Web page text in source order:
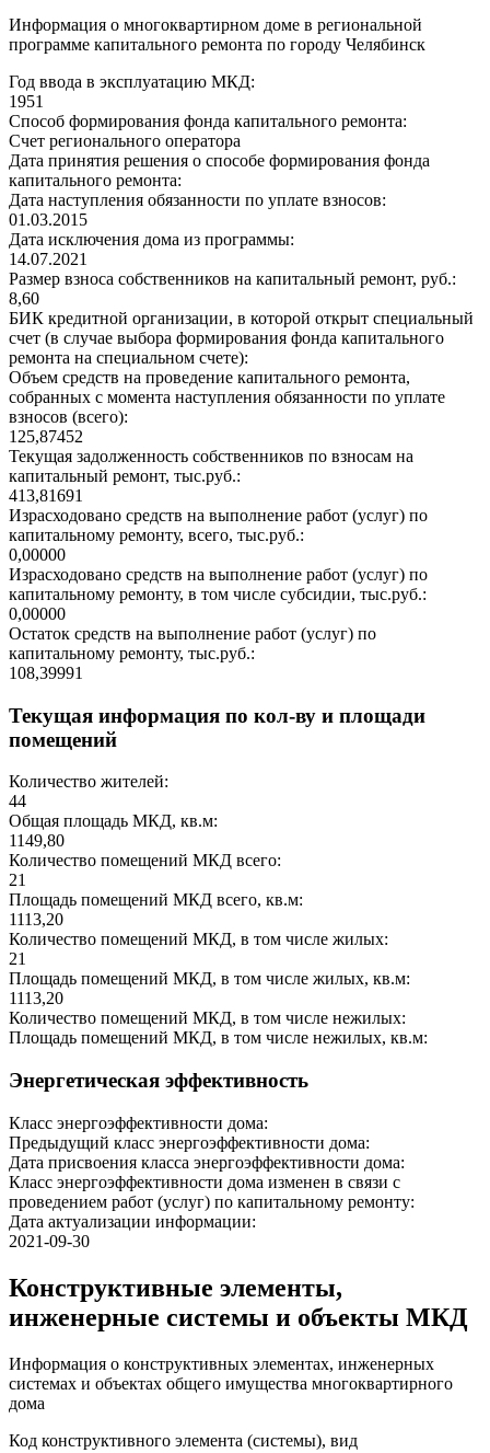
Информация о многоквартирном доме в региональной
программе капитального ремонта по городу Челябинск
Год ввода в эксплуатацию МКД:
1951
Способ формирования фонда капитального ремонта:
Счет регионального оператора
Дата принятия решения о способе формирования фонда
капитального ремонта:
Дата наступления обязанности по уплате взносов:
01.03.2015
Дата исключения дома из программы:
14.07.2021
Размер взноса собственников на капитальный ремонт, руб.:
8,60
БИК кредитной организации, в которой открыт специальный
счет (в случае выбора формирования фонда капитального
ремонта на специальном счете):
Объем средств на проведение капитального ремонта,
собранных с момента наступления обязанности по уплате
взносов (всего):
125,87452
Текущая задолженность собственников по взносам на
капитальный ремонт, тыс.руб.:
413,81691
Израсходовано средств на выполнение работ (услуг) по
капитальному ремонту, всего, тыс.руб.:
0,00000
Израсходовано средств на выполнение работ (услуг) по
капитальному ремонту, в том числе субсидии, тыс.руб.:
0,00000
Остаток средств на выполнение работ (услуг) по
капитальному ремонту, тыс.руб.:
108,39991
Текущая информация по кол-ву и площади
помещений
Количество жителей:
44
Общая площадь МКД, кв.м:
1149,80
Количество помещений МКД всего:
21
Площадь помещений МКД всего, кв.м:
1113,20
Количество помещений МКД, в том числе жилых:
21
Площадь помещений МКД, в том числе жилых, кв.м:
1113,20
Количество помещений МКД, в том числе нежилых:
Площадь помещений МКД, в том числе нежилых, кв.м:
Энергетическая эффективность
Класс энергоэффективности дома:
Предыдущий класс энергоэффективности дома:
Дата присвоения класса энергоэффективности дома:
Класс энергоэффективности дома изменен в связи с
проведением работ (услуг) по капитальному ремонту:
Дата актуализации информации:
2021-09-30
Конструктивные элементы,
инженерные системы и объекты МКД
Информация о конструктивных элементах, инженерных
системах и объектах общего имущества многоквартирного
дома
Код конструктивного элемента (системы), вид